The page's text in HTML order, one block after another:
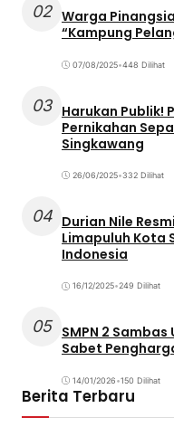
02 Warga
“Kampung
07/08/2025•448 Dilihat
03 Harukan Publik!
Pernikahan
Singkawang
26/06/2025•332 Dilihat
04 Durian Nile
Limapuluh Kota
Indonesia
16/12/2025•249 Dilihat
05 SMPN 2 Sambas
Sabet
14/01/2026•150 Dilihat
Berita Terbaru